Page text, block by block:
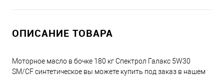
ОПИСАНИЕ ТОВАРА
Моторное масло в бочке 180 кг Спектрол Галакс 5W30
SM/CF синтетическое вы можете купить под заказ в нашем